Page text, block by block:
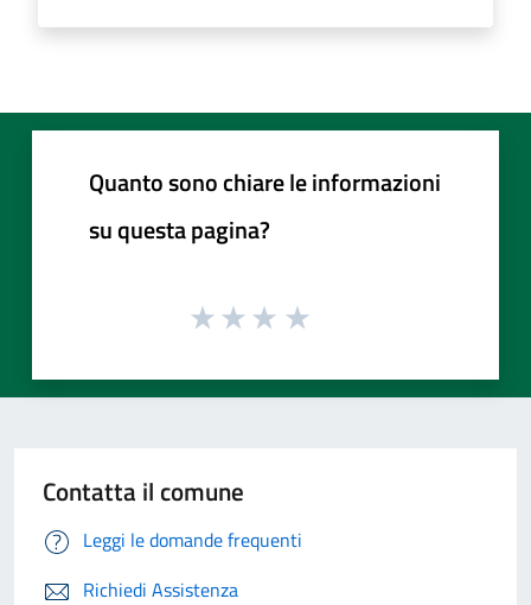
Quanto sono chiare le informazioni
su questa pagina?
Contatta il comune
Leggi le domande frequenti
Richiedi Assistenza